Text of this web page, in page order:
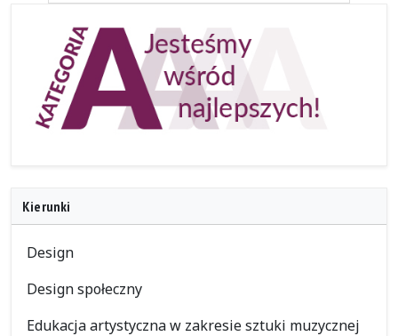
Kierunki
Design
Design społeczny
Edukacja artystyczna w zakresie sztuki muzycznej